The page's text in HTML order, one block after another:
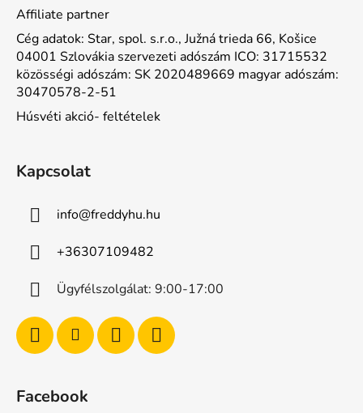
Affiliate partner
Cég adatok: Star, spol. s.r.o., Južná trieda 66, Košice
04001 Szlovákia szervezeti adószám ICO: 31715532
közösségi adószám: SK 2020489669 magyar adószám:
30470578-2-51
Húsvéti akció- feltételek
Kapcsolat
info@freddyhu.hu
+36307109482
Ügyfélszolgálat: 9:00-17:00
Facebook